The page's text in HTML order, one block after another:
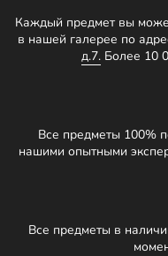
Каждый предмет вы
в нашей галерее по
д.7.Более 10
Все предметы 100%
нашими опытными
Все предметы в